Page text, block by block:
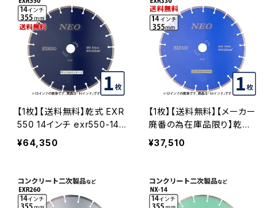
【1枚】【送料無料】乾式 EXR
550 14インチ exr550-14
硬質コンクリート・みかげ石
など切断用 ダイヤモンドブ
刃 EXR550-14
¥64,350
【1枚】【送料無料】【メーカー
廃番の為在庫品限り】乾式
EXR330 14インチ コンクリ
ート二次製品などの切断 ダ
ンドカッター 刃 exr330-14
EXR330-14
¥37,510